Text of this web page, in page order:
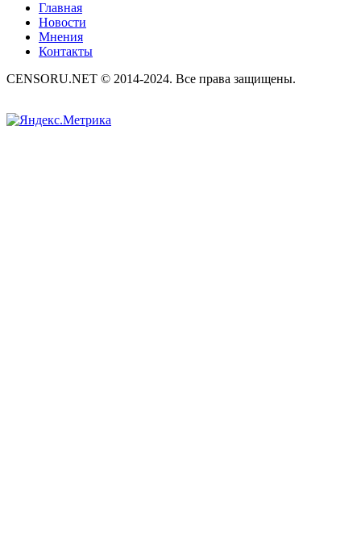
Главная
Новости
Мнения
Контакты
CENSORU.NET © 2014-2024. Все права защищены.